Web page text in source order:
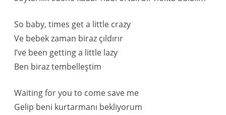
So baby, times get a little crazy
Ve bebek zaman biraz çıldırır
I’ve been getting a little lazy
Ben biraz tembelleştim
Waiting for you to come save me
Gelip beni kurtarmanı bekliyorum